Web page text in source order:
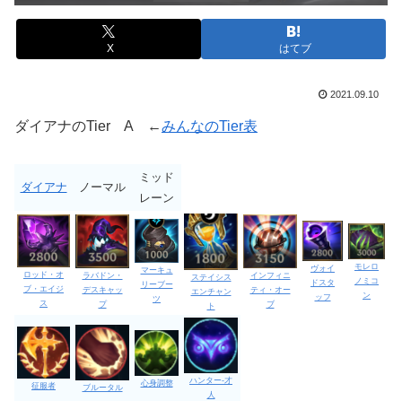
X はてブ
2021.09.10
ダイアナのTier A ←みんなのTier表
ダイアナ ノーマル
ミッド
レーン
ロッド・オ
ブ・エイジ
ス
ラバドン・
デスキャッ
プ
マーキュ
リーブー
ツ
ステイシス
エンチャン
ト
インフィニ
ティ・オー
ブ
ヴォイ
ドスタ
ッフ
モレロ
ノミコ
ン
征服者 ブルータル
心身調整
ハンター-才
人